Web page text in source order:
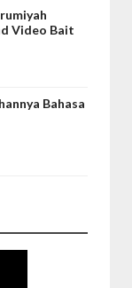
Video Bait
Bahasa